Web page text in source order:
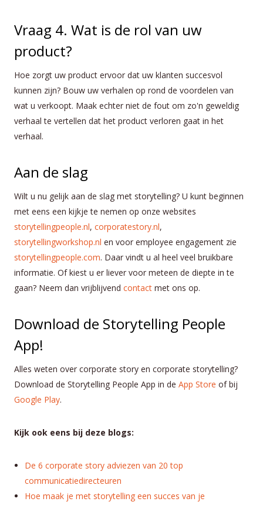
Vraag 4. Wat is de rol van uw
product?
Hoe zorgt uw product ervoor dat uw klanten succesvol
kunnen zijn? Bouw uw verhalen op rond de voordelen van
wat u verkoopt. Maak echter niet de fout om zo'n geweldig
verhaal te vertellen dat het product verloren gaat in het
verhaal.
Aan de slag
Wilt u nu gelijk aan de slag met storytelling? U kunt beginnen
met eens een kijkje te nemen op onze websites
storytellingpeople.nl, corporatestory.nl,
storytellingworkshop.nl en voor employee engagement zie
storytellingpeople.com. Daar vindt u al heel veel bruikbare
informatie. Of kiest u er liever voor meteen de diepte in te
gaan? Neem dan vrijblijvend contactmet ons op.
Download de Storytelling People
App!
Alles weten over corporate story en corporate storytelling?
Download de Storytelling People App in de App Store of bij
Google Play.
Kijk ook eens bij deze blogs:
De 6 corporate story adviezen van 20 top
communicatiedirecteuren
Hoe maak je met storytelling een succes van je